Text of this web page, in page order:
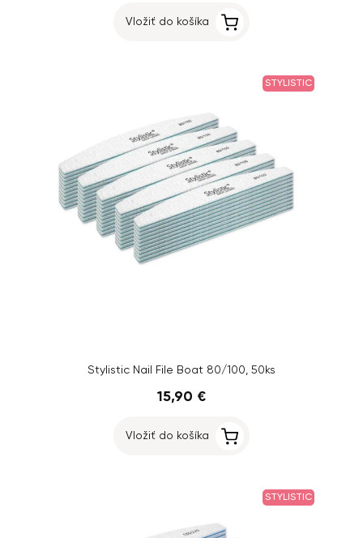
Vložiť do košíka
STYLISTIC
Stylistic Nail File Boat 80/100, 50ks
15,90 €
Vložiť do košíka
STYLISTIC